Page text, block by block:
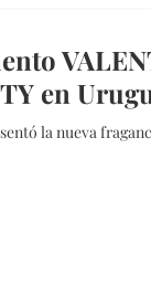
en
la nueva